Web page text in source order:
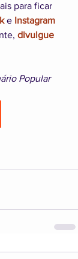
para ficar
e Instagram
divulgue
Popular